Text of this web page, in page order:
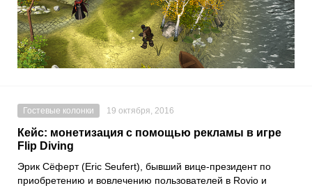
Гостевые колонки 19 октября, 2016
Кейс: монетизация с помощью рекламы в игре
Flip Diving
Эрик Сёферт (Eric Seufert), бывший вице-президент по
приобретению и вовлечению пользователей в Rovio и